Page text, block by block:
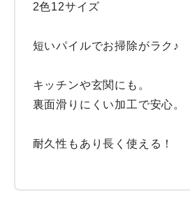
2色12サイズ
短いパイルでお掃除がラク♪
キッチンや玄関にも。
裏面滑りにくい加工で安心。
耐久性もあり長く使える！